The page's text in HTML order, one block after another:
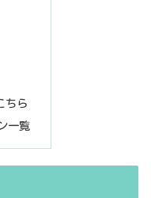
ちら
一覧